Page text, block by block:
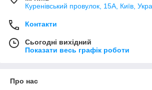
Куренівський провулок, 15А, Київ,
Контакти
Сьогодні вихідний
Показати весь графік роботи
Про нас